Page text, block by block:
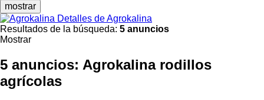
mostrar
Detalles de Agrokalina
Resultados de la búsqueda: 5 anuncios
Mostrar
5 anuncios: Agrokalina rodillos
agrícolas